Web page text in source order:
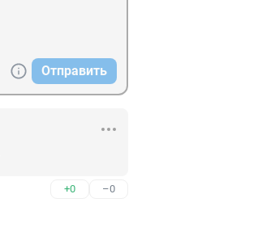
Отправить
+0 –0